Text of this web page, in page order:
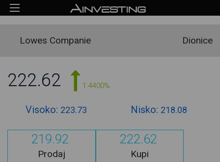
Lowes Companie Dionice
222.62 1.4400%
Visoko: 223.73 Nisko: 218.08
219.92
Prodaj
222.62
Kupi